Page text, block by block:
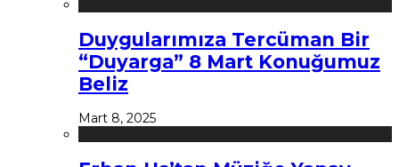
Duygularımıza Tercüman Bir
“Duyarga” 8 Mart Konuğumuz
Beliz
Mart 8, 2025